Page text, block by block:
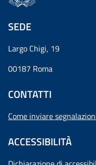
SEDE
Largo Chigi, 19
00187 Roma
CONTATTI
Come inviare
ACCESSIBILITÀ